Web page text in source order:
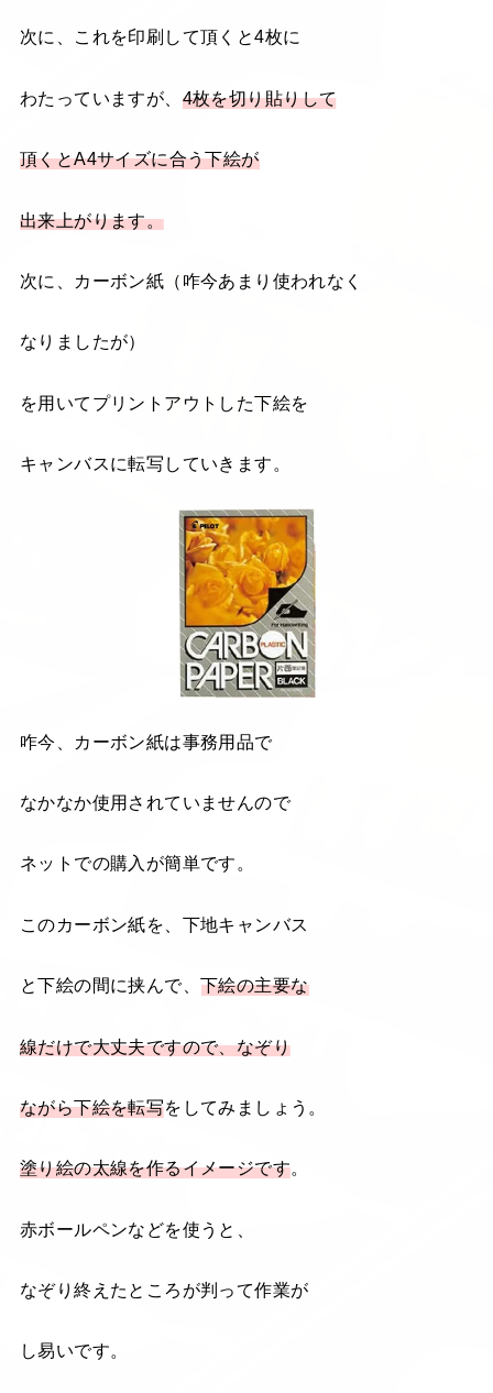
次に、これを印刷して頂くと4枚に
わたっていますが、 4枚を切り貼りして
頂くとA4サイズに合う下絵が
出来上がります。
次に、カーボン紙（咋今あまり使われなく
なりましたが）
を用いてプリントアウトした下絵を
キャンバスに転写していきます。
咋今、カーボン紙は事務用品で
なかなか使用されていませんので
ネットでの購入が簡単です。
このカーボン紙を、下地キャンバス
と下絵の間に挟んで、下絵の主要な
線だけで大丈夫ですので、なぞり
ながら下絵を転写をしてみましょう。
塗り絵の太線を作るイメージです。
赤ボールペンなどを使うと、
なぞり終えたところが判って作業が
し易いです。